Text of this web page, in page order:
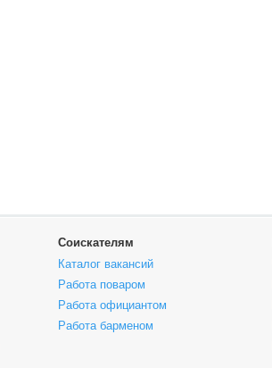
Соискателям
Каталог вакансий
Работа поваром
Работа официантом
Работа барменом